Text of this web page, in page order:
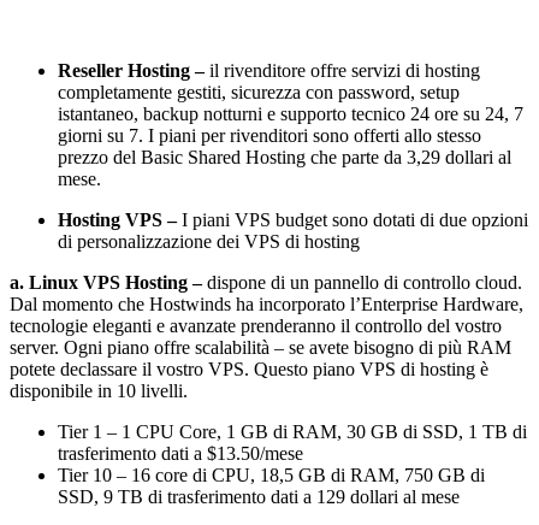
Reseller Hosting –il rivenditore offre servizi di hosting
completamente gestiti, sicurezza con password, setup
istantaneo, backup notturni e supporto tecnico 24 ore su 24, 7
giorni su 7. I piani per rivenditori sono offerti allo stesso
prezzo del Basic Shared Hosting che parte da 3,29 dollari al
mese.
Hosting VPS –I piani VPS budget sono dotati di due opzioni
di personalizzazione dei VPS di hosting
a. Linux VPS Hosting –dispone di un pannello di controllo cloud.
Dal momento che Hostwinds ha incorporato l’Enterprise Hardware,
tecnologie eleganti e avanzate prenderanno il controllo del vostro
server. Ogni piano offre scalabilità – se avete bisogno di più RAM
potete declassare il vostro VPS. Questo piano VPS di hosting è
disponibile in 10 livelli.
Tier 1 – 1 CPU Core, 1 GB di RAM, 30 GB di SSD, 1 TB di
trasferimento dati a $13.50/mese
Tier 10 – 16 core di CPU, 18,5 GB di RAM, 750 GB di
SSD, 9 TB di trasferimento dati a 129 dollari al mese